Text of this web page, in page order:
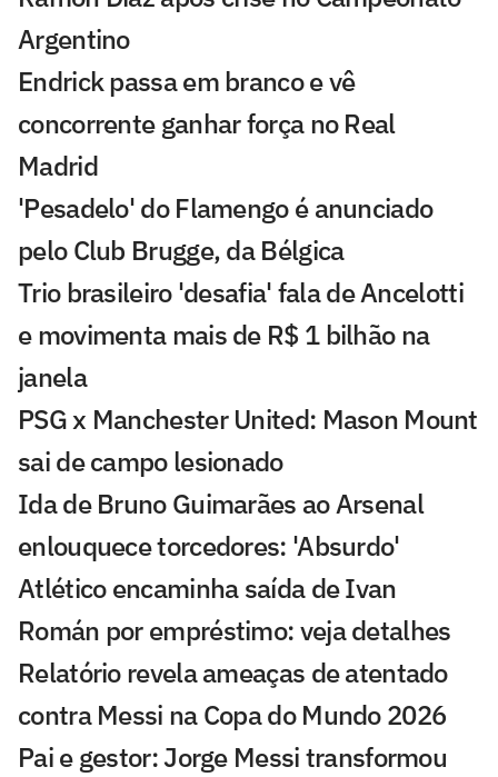
Argentino
Endrick passa em branco e vê
concorrente ganhar força no Real
Madrid
'Pesadelo' do Flamengo é anunciado
pelo Club Brugge, da Bélgica
Trio brasileiro 'desafia' fala de Ancelotti
e movimenta mais de R$ 1 bilhão na
janela
PSG x Manchester United: Mason Mount
sai de campo lesionado
Ida de Bruno Guimarães ao Arsenal
enlouquece torcedores: 'Absurdo'
Atlético encaminha saída de Ivan
Román por empréstimo: veja detalhes
Relatório revela ameaças de atentado
contra Messi na Copa do Mundo 2026
Pai e gestor: Jorge Messi transformou